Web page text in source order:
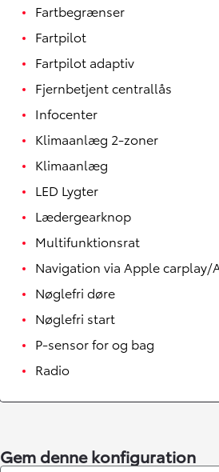
Fartbegrænser
Fartpilot
Fartpilot adaptiv
Fjernbetjent centrallås
Infocenter
Klimaanlæg 2-zoner
Klimaanlæg
LED Lygter
Lædergearknop
Multifunktionsrat
Navigation via Apple
Nøglefri døre
Nøglefri start
P-sensor for og bag
Radio
Gem denne konfiguration